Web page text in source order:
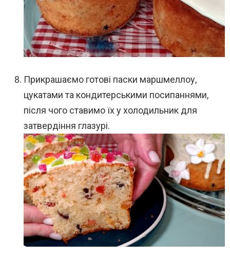
Прикрашаємо готові паски маршмеллоу,
цукатами та кондитерськими посипаннями,
після чого ставимо їх у холодильник для
затвердіння глазурі.